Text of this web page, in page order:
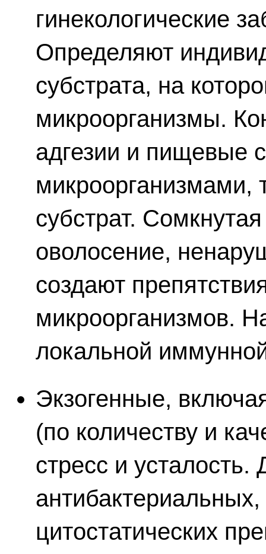
гинекологические
Определяют
субстрата, на
микроорганизмы.
адгезии и пищевые
микроорганизмами,
субстрат.
оволосение,
создают
микроорганизмов.
локальной
Экзогенные,
(по количеству и
стресс и
цитостатических